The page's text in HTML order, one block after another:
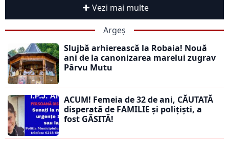
Vezi mai multe
Argeș
Slujbă arhierească la Robaia! Nouă
ani de la canonizarea marelui zugrav
Pârvu Mutu
ACUM! Femeia de 32 de ani, CĂUTATĂ
disperată de FAMILIE și polițiști, a
fost GĂSITĂ!